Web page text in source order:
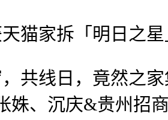
家拆「明日之星」
线日，竟然之家
姝、沉庆&贵州招